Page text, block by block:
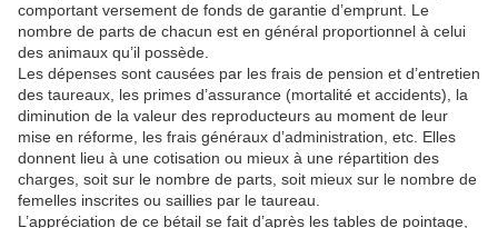
comportant versement de fonds de garantie d’emprunt. Le
nombre de parts de chacun est en général proportionnel à celui
des animaux qu’il possède.
Les dépenses sont causées par les frais de pension et d’entretien
des taureaux, les primes d’assurance (mortalité et accidents), la
diminution de la valeur des reproducteurs au moment de leur
mise en réforme, les frais généraux d’administration, etc. Elles
donnent lieu à une cotisation ou mieux à une répartition des
charges, soit sur le nombre de parts, soit mieux sur le nombre de
femelles inscrites ou saillies par le taureau.
L’appréciation de ce bétail se fait d’après les tables de pointage,